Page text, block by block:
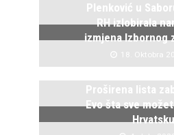
Plenković u
RH izlobirala
izmjena Izbornog
18. Oktobra
Proširena lista
Evo šta sve
Hrvatsku